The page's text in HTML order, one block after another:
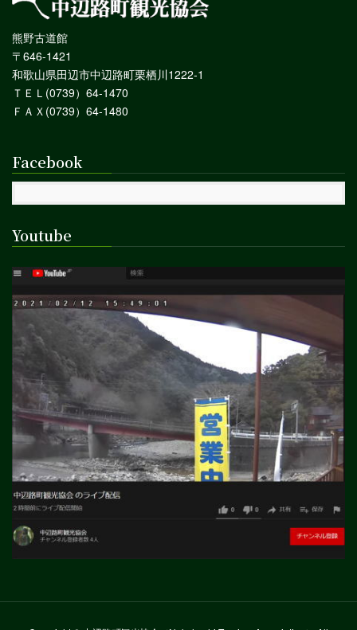
熊野古道館
〒646-1421
和歌山県田辺市中辺路町栗栖川1222-1
ＴＥＬ(0739）64-1470
ＦＡＸ(0739）64-1480
Facebook
Youtube